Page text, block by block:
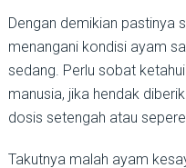
Dengan demikian pastinya
menangani kondisi ayam
sedang. Perlu sobat
manusia, jika hendak
dosis setengah atau
Takutnya malah ayam